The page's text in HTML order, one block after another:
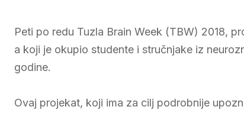
Peti po redu Tuzla Brain Week (TBW) 2018,
a koji je okupio studente i stručnjake iz
godine.
Ovaj projekat, koji ima za cilj podrobnije